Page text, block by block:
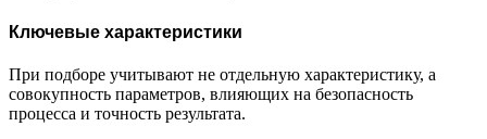
Ключевые характеристики
При подборе учитывают не отдельную характеристику, а
совокупность параметров, влияющих на безопасность
процесса и точность результата.